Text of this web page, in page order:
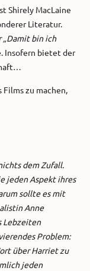
Shirely MacLaine
Literatur.
„Damit bin ich
Insofern bietet der
Films zu machen,
dem Zufall.
jeden Aspekt ihres
sollte es mit
Anne
Lebzeiten
Problem:
über Harriet zu
jeden